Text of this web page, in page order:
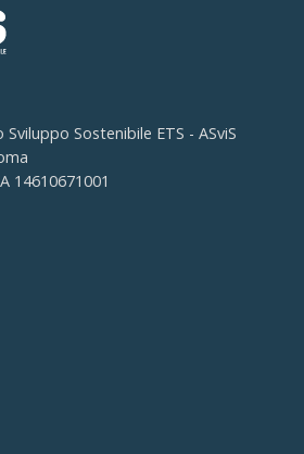
Sostenibile ETS - ASviS
14610671001